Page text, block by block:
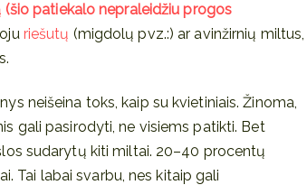
(šio patiekalo nepraleidžiu progos
riešutų (migdolų pvz.:) ar avinžirnių miltus,
neišeina toks, kaip su kvietiniais. Žinoma,
gali pasirodyti, ne visiems patikti. Bet
sudarytų kiti miltai. 20–40 procentų
Tai labai svarbu, nes kitaip gali